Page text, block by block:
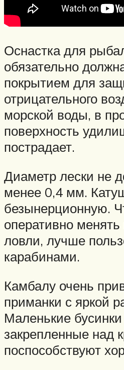
Оснастка для
обязательно
покрытием для
отрицательного
морской воды, в
поверхность
пострадает.
Диаметр лески не
менее 0,4 мм.
безынерционную.
оперативно
ловли, лучше
карабинами.
Камбалу очень
приманки с яркой
Маленькие
закрепленные над
поспособствуют